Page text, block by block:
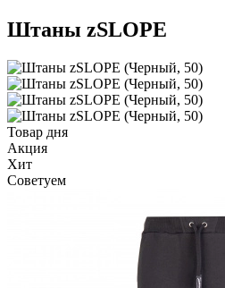
Штаны zSLOPE
Товар дня
Акция
Хит
Советуем